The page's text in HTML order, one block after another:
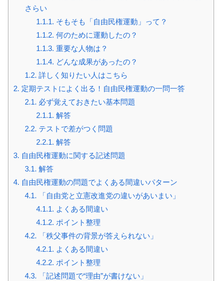
さらい
1.1.1. そもそも「自由民権運動」って？
1.1.2. 何のために運動したの？
1.1.3. 重要な人物は？
1.1.4. どんな成果があったの？
1.2. 詳しく知りたい人はこちら
2. 定期テストによく出る！自由民権運動の一問一答
2.1. 必ず覚えておきたい基本問題
2.1.1. 解答
2.2. テストで差がつく問題
2.2.1. 解答
3. 自由民権運動に関する記述問題
3.1. 解答
4. 自由民権運動の問題でよくある間違いパターン
4.1. 「自由党と立憲改進党の違いがあいまい」
4.1.1. よくある間違い
4.1.2. ポイント整理
4.2. 「秩父事件の背景が答えられない」
4.2.1. よくある間違い
4.2.2. ポイント整理
4.3. 「記述問題で“理由”が書けない」